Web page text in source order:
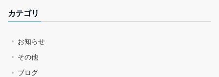
カテゴリ
お知らせ
その他
ブログ